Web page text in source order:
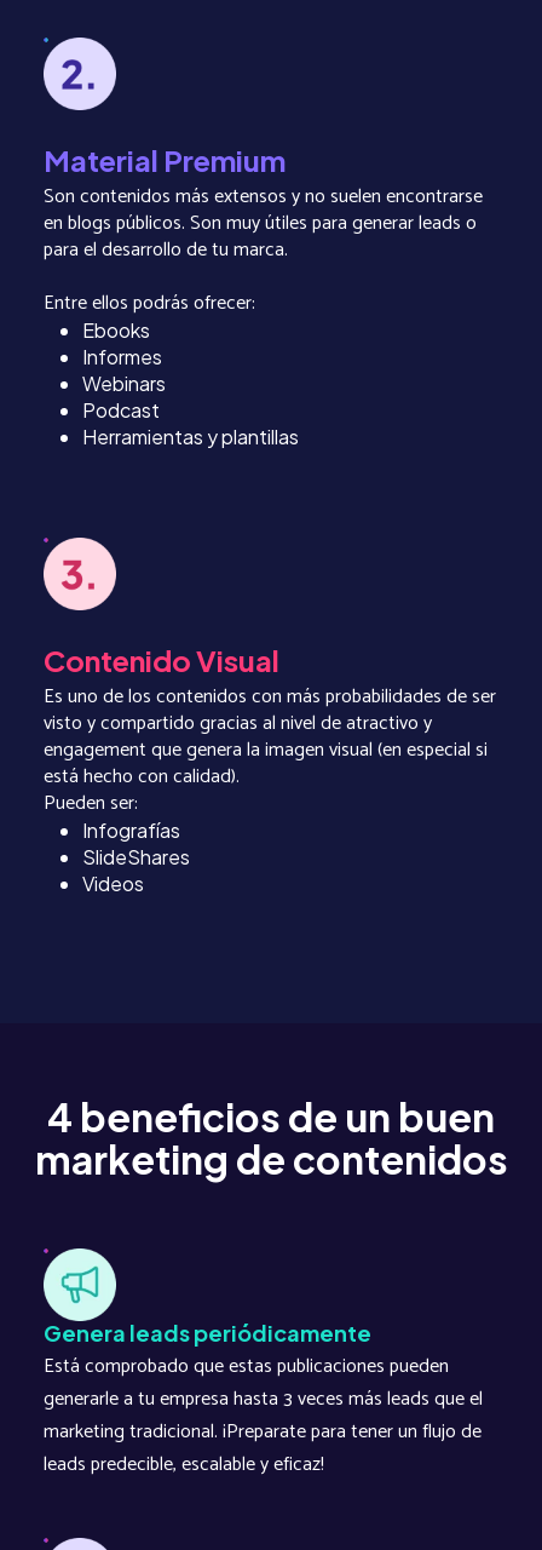
Material Premium
Son contenidos más extensos y no suelen encontrarse
en blogs públicos. Son muy útiles para generar leads o
para el desarrollo de tu marca.
Entre ellos podrás ofrecer:
Ebooks
Informes
Webinars
Podcast
Herramientas y plantillas
Contenido Visual
Es uno de los contenidos con más probabilidades de ser
visto y compartido gracias al nivel de atractivo y
engagement que genera la imagen visual (en especial si
está hecho con calidad).
Pueden ser:
Infografías
SlideShares
Videos
4 beneficios de un buen
marketing de contenidos
Genera leads periódicamente
Está comprobado que estas publicaciones pueden
generarle a tu empresa hasta 3 veces más leads que el
marketing tradicional. ¡Preparate para tener un flujo de
leads predecible, escalable y eficaz!